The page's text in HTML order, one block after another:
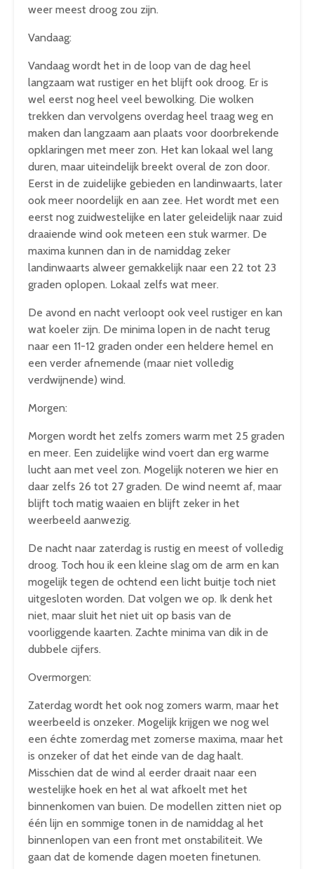
weer meest droog zou zijn.
Vandaag:
Vandaag wordt het in de loop van de dag heel
langzaam wat rustiger en het blijft ook droog. Er is
wel eerst nog heel veel bewolking. Die wolken
trekken dan vervolgens overdag heel traag weg en
maken dan langzaam aan plaats voor doorbrekende
opklaringen met meer zon. Het kan lokaal wel lang
duren, maar uiteindelijk breekt overal de zon door.
Eerst in de zuidelijke gebieden en landinwaarts, later
ook meer noordelijk en aan zee. Het wordt met een
eerst nog zuidwestelijke en later geleidelijk naar zuid
draaiende wind ook meteen een stuk warmer. De
maxima kunnen dan in de namiddag zeker
landinwaarts alweer gemakkelijk naar een 22 tot 23
graden oplopen. Lokaal zelfs wat meer.
De avond en nacht verloopt ook veel rustiger en kan
wat koeler zijn. De minima lopen in de nacht terug
naar een 11-12 graden onder een heldere hemel en
een verder afnemende (maar niet volledig
verdwijnende) wind.
Morgen:
Morgen wordt het zelfs zomers warm met 25 graden
en meer. Een zuidelijke wind voert dan erg warme
lucht aan met veel zon. Mogelijk noteren we hier en
daar zelfs 26 tot 27 graden. De wind neemt af, maar
blijft toch matig waaien en blijft zeker in het
weerbeeld aanwezig.
De nacht naar zaterdag is rustig en meest of volledig
droog. Toch hou ik een kleine slag om de arm en kan
mogelijk tegen de ochtend een licht buitje toch niet
uitgesloten worden. Dat volgen we op. Ik denk het
niet, maar sluit het niet uit op basis van de
voorliggende kaarten. Zachte minima van dik in de
dubbele cijfers.
Overmorgen:
Zaterdag wordt het ook nog zomers warm, maar het
weerbeeld is onzeker. Mogelijk krijgen we nog wel
een échte zomerdag met zomerse maxima, maar het
is onzeker of dat het einde van de dag haalt.
Misschien dat de wind al eerder draait naar een
westelijke hoek en het al wat afkoelt met het
binnenkomen van buien. De modellen zitten niet op
één lijn en sommige tonen in de namiddag al het
binnenlopen van een front met onstabiliteit. We
gaan dat de komende dagen moeten finetunen.